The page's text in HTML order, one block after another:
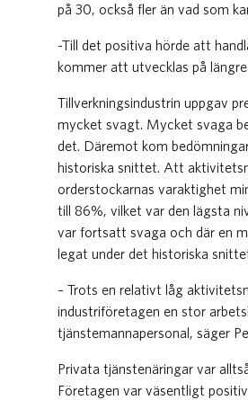
på 30, också fler än vad som
-Till det positiva hörde att
kommer att utvecklas på
Tillverkningsindustrin uppgav
mycket svagt. Mycket svaga
det. Däremot kom
historiska snittet. Att
orderstockarnas varaktighet
till 86%, vilket var den lägsta
var fortsatt svaga och där en
legat under det historiska
– Trots en relativt låg
industriföretagen en stor
tjänstemannapersonal, säger
Privata tjänstenäringar var
Företagen var väsentligt